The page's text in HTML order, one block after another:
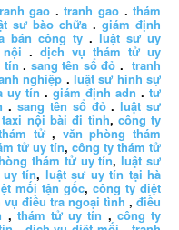
gao .tranh gao .thám
sư bào chữa .giám định
bán công ty. luật sư uy
.dịch vụ thám tử uy
tín . sang tên sổ đỏ .tranh
nghiệp .luật sư hình sự
uy tín .giám định adn .tư
.sang tên sổ đỏ.luật sư
taxi nội bài đi tỉnh, công ty
tử, văn phòng thám
tử uy tín, công ty thám tử
thám tử uy tín,luật sư
uy tín, luật sư uy tín tại hà
mối tận gốc, công ty diệt
vụ điều tra ngoại tình ,điều
,thám tử uy tín , công ty